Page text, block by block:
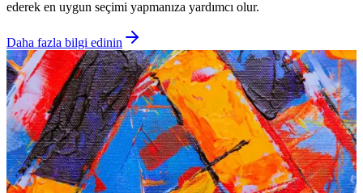
ederek en uygun seçimi yapmanıza yardımcı olur.
Daha fazla bilgi edinin